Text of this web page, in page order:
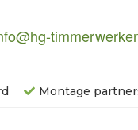
Montage